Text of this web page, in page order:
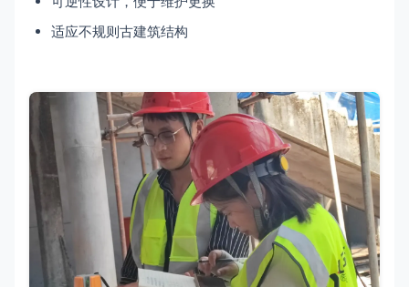
适应不规则古建筑结构